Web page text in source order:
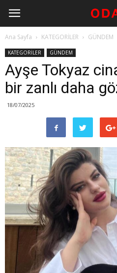
Ana Sayfa KATEGORİLER GÜNDEM
KATEGORİLER GÜNDEM
Ayşe Tokyaz
bir zanlı daha
18/07/2025